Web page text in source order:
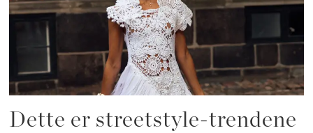
Dette er streetstyle-trendene